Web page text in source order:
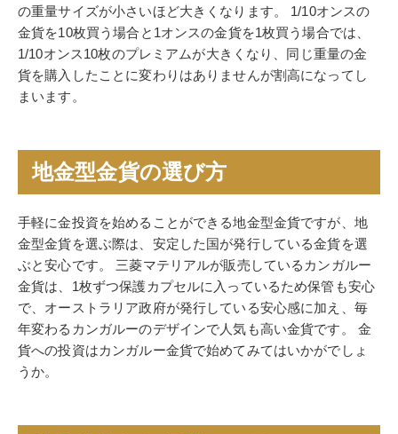
の重量サイズが小さいほど大きくなります。 1/10オンスの
金貨を10枚買う場合と1オンスの金貨を1枚買う場合では、
1/10オンス10枚のプレミアムが大きくなり、同じ重量の金
貨を購入したことに変わりはありませんが割高になってし
まいます。
地金型金貨の選び方
手軽に金投資を始めることができる地金型金貨ですが、地
金型金貨を選ぶ際は、安定した国が発行している金貨を選
ぶと安心です。 三菱マテリアルが販売しているカンガルー
金貨は、1枚ずつ保護カプセルに入っているため保管も安心
で、オーストラリア政府が発行している安心感に加え、毎
年変わるカンガルーのデザインで人気も高い金貨です。 金
貨への投資はカンガルー金貨で始めてみてはいかがでしょ
うか。